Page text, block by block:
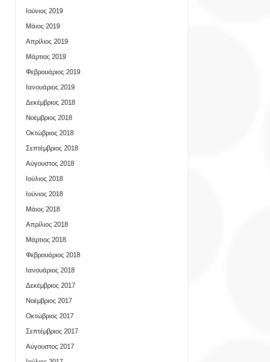
Ιούνιος 2019
Μάιος 2019
Απρίλιος 2019
Μάρτιος 2019
Φεβρουάριος 2019
Ιανουάριος 2019
Δεκέμβριος 2018
Νοέμβριος 2018
Οκτώβριος 2018
Σεπτέμβριος 2018
Αύγουστος 2018
Ιούλιος 2018
Ιούνιος 2018
Μάιος 2018
Απρίλιος 2018
Μάρτιος 2018
Φεβρουάριος 2018
Ιανουάριος 2018
Δεκέμβριος 2017
Νοέμβριος 2017
Οκτώβριος 2017
Σεπτέμβριος 2017
Αύγουστος 2017